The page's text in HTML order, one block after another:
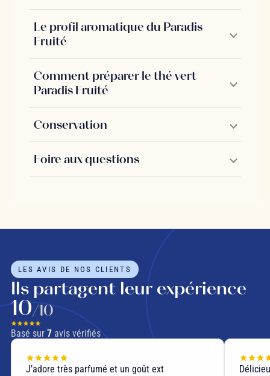
Le profil aromatique du Paradis
Fruité
Comment préparer le thé vert
Paradis Fruité
Conservation
Foire aux questions
LES AVIS DE NOS CLIENTS
Ils partagent leur expérience
10/10
Basé sur 7avis vérifiés
J’adore très parfumé et un goût ext